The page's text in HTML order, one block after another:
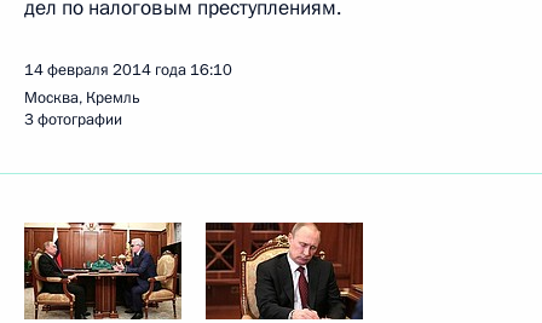
дел по налоговым преступлениям.
14 февраля 2014 года 16:10
Москва, Кремль
3 фотографии